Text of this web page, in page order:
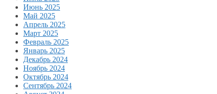
Июнь 2025
Май 2025
Апрель 2025
Март 2025
Февраль 2025
Январь 2025
Декабрь 2024
Ноябрь 2024
Октябрь 2024
Сентябрь 2024